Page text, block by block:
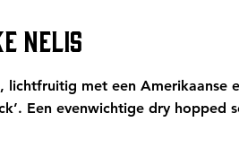
NELIS
lichtfruitig met een Amerikaanse
Een evenwichtige dry hopped